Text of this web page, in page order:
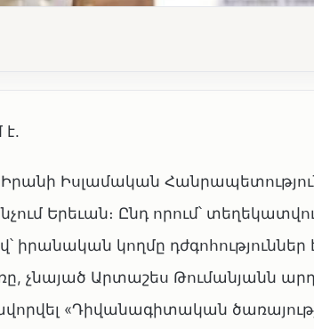
է.
Իրանի Իսլամական
Երեւան։ Ընդ որում՝
իրանական կողմը
չնայած Արտաշես Թումանյանն
«Դիվանագիտական